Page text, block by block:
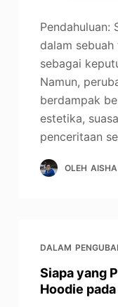
Pendahuluan:
dalam
sebagai
Namun,
berdampak
estetika,
penceritaan
OLEH AISHA
DALAM
Siapa yang
Hoodie